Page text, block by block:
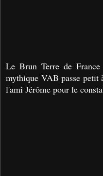
Le Brun Terre de
mythique VAB passe petit
l'ami Jérôme pour le